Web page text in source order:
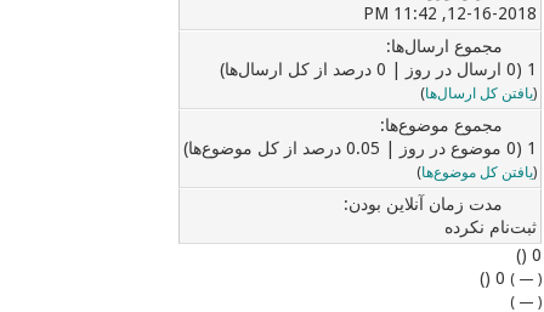
12-16-2018, 11:42 PM
مجموع ارسال‌ها:
1 (0 ارسال در روز | 0 درصد از کل ارسال‌ها)
(یافتن کل ارسال‌ها)
مجموع موضوع‌ها:
1 (0 موضوع در روز | 0.05 درصد از کل موضوع‌ها)
(یافتن کل موضوع‌ها)
مدت زمان آنلاین بودن:
ثبت‌نام نکرده
0 ()
(
—
)
0 ()
(
—
)